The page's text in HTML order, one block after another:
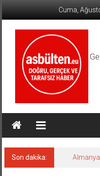
Cuma,
Son dakika: